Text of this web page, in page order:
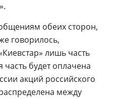
обеих сторон,
говорилось,
лишь часть
часть будет оплачена
акций российского
между